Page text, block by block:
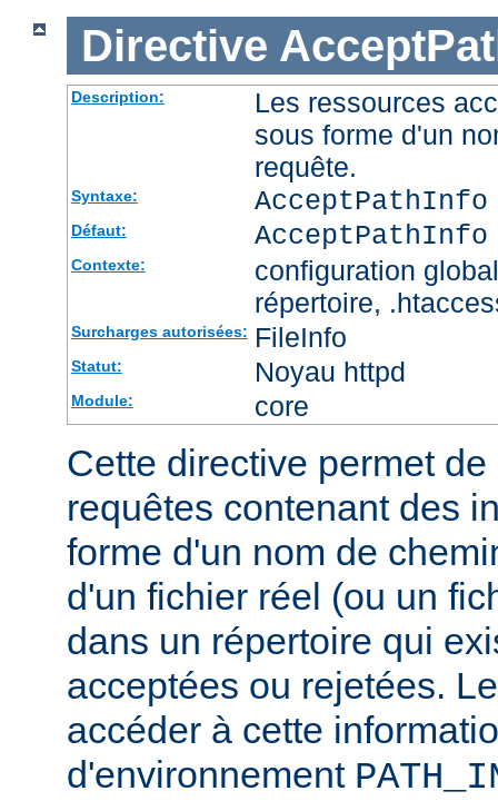
Directive
Description:
Les ressources
sous forme d'un
requête.
Syntaxe:
Défaut:
Contexte:
configuration
répertoire,
Surcharges autorisées: FileInfo
Statut: Noyau httpd
Module: core
Cette directive permet
requêtes contenant des
forme d'un nom de
d'un fichier réel (ou un
dans un répertoire qui
acceptées ou rejetées.
accéder à cette
d'environnement